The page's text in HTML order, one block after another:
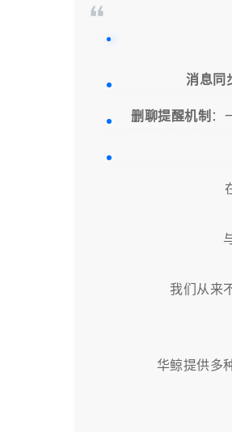
消息同
删聊提醒机制 ：
我们从来
华鲸提供多